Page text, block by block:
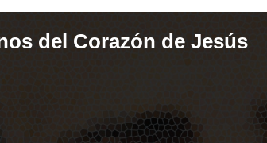
del Corazón de Jesús